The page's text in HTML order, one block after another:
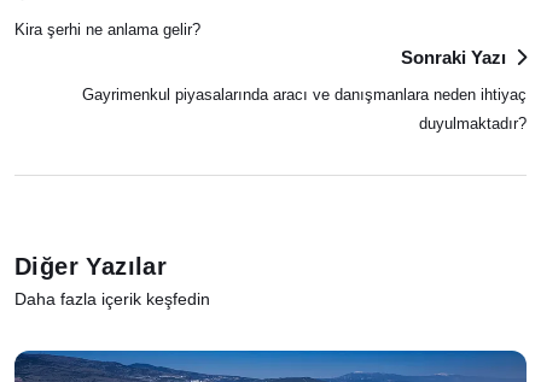
Kira şerhi ne anlama gelir?
Sonraki Yazı
Gayrimenkul piyasalarında aracı ve danışmanlara neden ihtiyaç
duyulmaktadır?
Diğer Yazılar
Daha fazla içerik keşfedin